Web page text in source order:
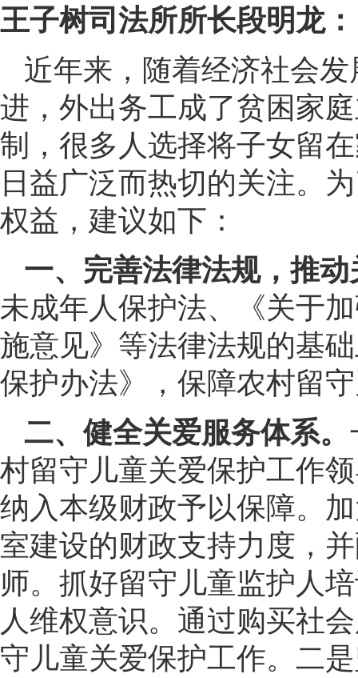
王子树司法所所长段明龙：
近年来，随着经济社会
进，外出务工成了贫困家
制，很多人选择将子女留
日益广泛而热切的关注。
权益，建议如下：
一、完善法律法规，推
未成年人保护法、《关于
施意见》等法律法规的基
保护办法》，保障农村留
二、健全关爱服务体系。
村留守儿童关爱保护工作
纳入本级财政予以保障。
室建设的财政支持力度，
师。抓好留守儿童监护人
人维权意识。通过购买社
守儿童关爱保护工作。二